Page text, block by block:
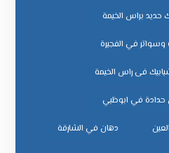
حديد براس الخيمة
في الفجيرة
فى راس الخيمة
حدادة في ابوظبي
دهان في الشارقة